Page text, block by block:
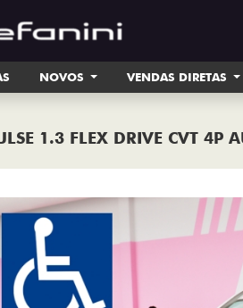
NOVOS VENDAS DIRETAS
1.3 FLEX DRIVE CVT 4P